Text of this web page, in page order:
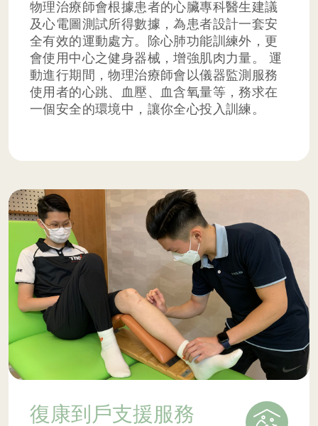
物理治療師會根據患者的心臟專科醫生建議
及心電圖測試所得數據，為患者設計一套安
全有效的運動處方。除心肺功能訓練外，更
會使用中心之健身器械，增強肌肉力量。 運
動進行期間，物理治療師會以儀器監測服務
使用者的心跳、血壓、血含氧量等，務求在
一個安全的環境中，讓你全心投入訓練。
復康到戶支援服務